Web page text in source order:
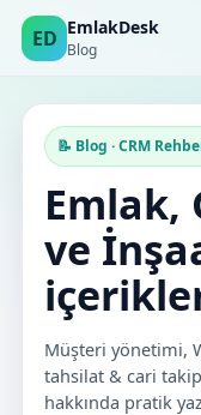
ED EmlakDesk
Blog
📝 Blog · CRM
Emlak,
ve
Müşteri yönetimi,
tahsilat & cari
hakkında pratik